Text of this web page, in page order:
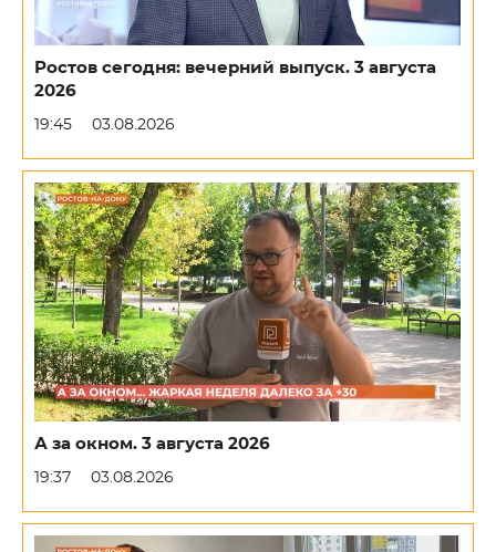
Ростов сегодня: вечерний выпуск. 3 августа
2026
19:45 03.08.2026
А за окном. 3 августа 2026
19:37 03.08.2026